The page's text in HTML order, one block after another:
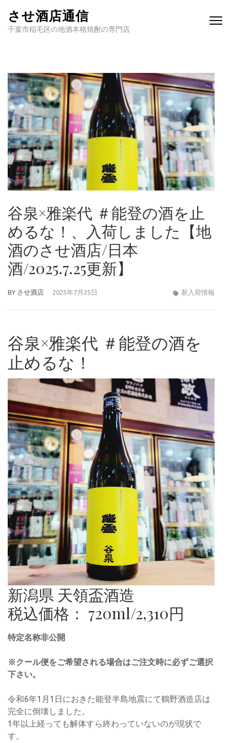
させ酒店通信
千葉市稲毛区の地酒本格焼酎の専門店
谷泉×雅楽代 ＃能登の酒を止
めるな！、入荷しました【地
酒のさせ酒店/日本
酒/2025.7.25更新】
BY させ酒店 2025年7月25日 新入荷情報
谷泉×雅楽代 ＃能登の酒を
止めるな！
新潟県 天領盃酒造
税込価格： 720ml/2,310円
特定名称非公開
※クール便をご希望される場合はご注文時に必ずご選択
下さい。
令和6年1月1日におきた能登半島地震にて鶴野酒造店は
完全に倒壊しました。
1年以上経っても解体すら終わっていないのが現状で
す。